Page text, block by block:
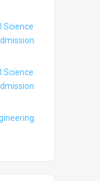
Science
Science